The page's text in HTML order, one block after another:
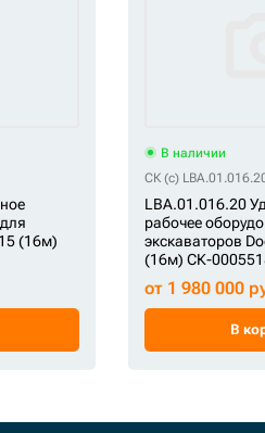
(16м)
В наличии
СК (c)
LBA.01.016.20
рабочее
экскаваторов
(16м) СК-
от 1 980 000
В